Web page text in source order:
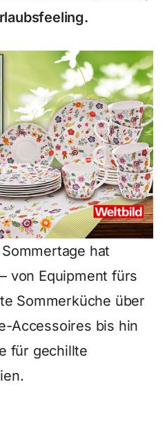
hat
von Equipment fürs
Sommerküche über
Accessoires bis hin
für gechillte